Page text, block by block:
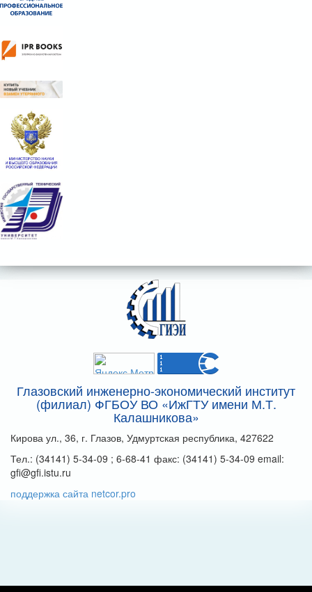
Глазовский инженерно-экономический институт
(филиал) ФГБОУ ВО «ИжГТУ имени М.Т.
Калашникова»
Кирова ул., 36, г. Глазов, Удмуртская республика, 427622
Тел.: (34141) 5-34-09 ; 6-68-41 факс: (34141) 5-34-09 email:
gfi@gfi.istu.ru
поддержка сайта netcor.pro